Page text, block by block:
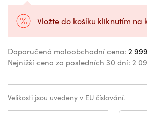
Vložte do košíku kliknutím na
Doporučená maloobchodní cena: 2
Nejnižší cena za posledních 30 dní: 2
Velikosti jsou uvedeny v EU číslování.